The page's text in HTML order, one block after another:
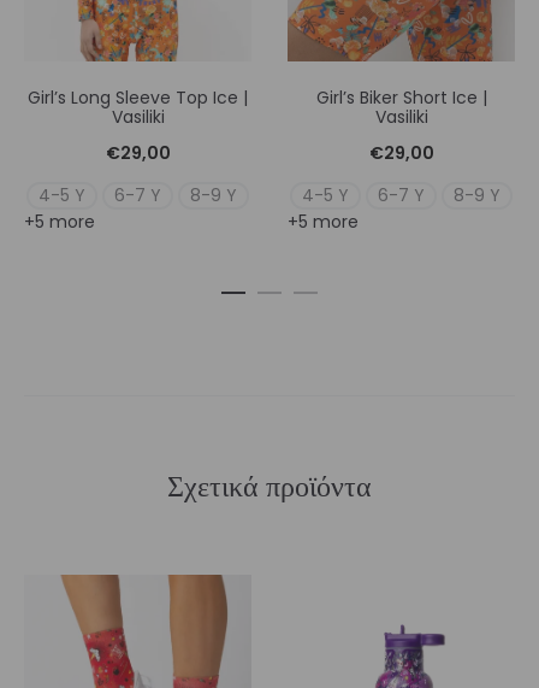
Girl’s Long Sleeve Top Ice |
Vasiliki
€29,00
4-5 Y
6-7 Y
8-9 Y
+5 more
Girl’s Biker Short Ice |
Vasiliki
€29,00
4-5 Y
6-7 Y
8-9 Y
+5 more
Σχετικά προϊόντα